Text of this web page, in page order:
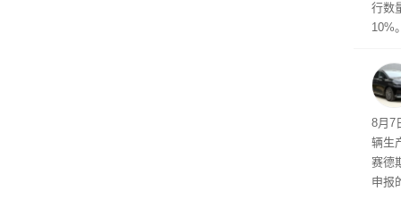
行数
10%
8月7
辆生
赛德
申报